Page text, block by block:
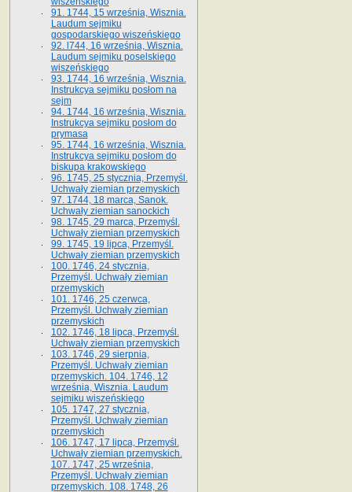
91. 1744, 15 września, Wisznia.
Laudum sejmiku
gospodarskiego wiszeńskiego
92. l744, 16 września, Wisznia.
Laudum sejmiku poselskiego
wiszeńskiego
93. 1744, 16 września, Wisznia.
Instrukcya sejmiku posłom na
sejm
94. 1744, 16 września, Wisznia.
Instrukcya sejmiku posłom do
prymasa
95. 1744, 16 września, Wisznia.
Instrukcya sejmiku posłom do
biskupa krakowskiego
96. 1745, 25 stycznia, Przemyśl.
Uchwały ziemian przemyskich
97. 1744, 18 marca, Sanok.
Uchwały ziemian sanockich
98. 1745, 29 marca, Przemyśl.
Uchwały ziemian przemyskich
99. 1745, 19 lipca, Przemyśl.
Uchwały ziemian przemyskich
100. 1746, 24 stycznia,
Przemyśl. Uchwały ziemian
przemyskich
101. 1746, 25 czerwca,
Przemyśl. Uchwały ziemian
przemyskich
102. 1746, 18 lipca, Przemyśl.
Uchwały ziemian przemyskich
103. 1746, 29 sierpnia,
Przemyśl. Uchwały ziemian
przemyskich. 104. 1746, 12
września, Wisznia. Laudum
sejmiku wiszeńskiego
105. 1747, 27 stycznia,
Przemyśl. Uchwały ziemian
przemyskich
106. 1747, 17 lipca, Przemyśl.
Uchwały ziemian przemyskich.
107. 1747, 25 września,
Przemyśl. Uchwały ziemian
przemyskich. 108. 1748, 26